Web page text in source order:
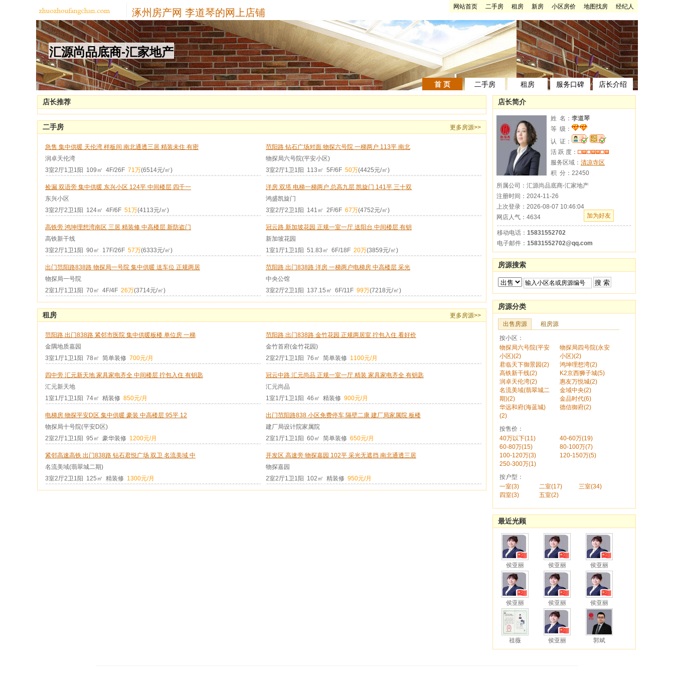
涿州房产网 李道琴的网上店铺
网站首页 二手房 租房 新房 小区房价 地图找房 经纪人
汇源尚品底商-汇家地产
首 页 二手房 租房 服务口碑 店长介绍
店长推荐
二手房 更多房源>>
急售 集中供暖 天伦湾 样板间 南北通透三居 精装未住 有密
润卓天伦湾
3室2厅1卫1阳 109㎡ 4F/26F 71万(6514元/㎡)
范阳路 钻石广场对面 物探六号院 一梯两户 113平 南北
物探局六号院(平安小区)
3室2厅1卫1阳 113㎡ 5F/6F 50万(4425元/㎡)
捡漏 双语旁 集中供暖 东兴小区 124平 中间楼层 四千一
东兴小区
3室2厅2卫1阳 124㎡ 4F/6F 51万(4113元/㎡)
洋房 双塔 电梯一梯两户 总高九层 凯旋门 141平 三十双
鸿盛凯旋门
3室2厅2卫1阳 141㎡ 2F/6F 67万(4752元/㎡)
高铁旁 鸿坤理想湾南区 三居 精装修 中高楼层 新防盗门
高铁新干线
3室2厅1卫1阳 90㎡ 17F/26F 57万(6333元/㎡)
冠云路 新加坡花园 正规一室一厅 送阳台 中间楼层 有钥
新加坡花园
1室1厅1卫1阳 51.83㎡ 6F/18F 20万(3859元/㎡)
出门范阳路838路 物探局一号院 集中供暖 送车位 正规两居
物探局一号院
2室1厅1卫1阳 70㎡ 4F/4F 26万(3714元/㎡)
范阳路 出门838路 洋房 一梯两户电梯房 中高楼层 采光
中央公馆
3室2厅2卫1阳 137.15㎡ 6F/11F 99万(7218元/㎡)
租房 更多房源>>
范阳路 出门838路 紧邻市医院 集中供暖板楼 单位房 一梯
金隅地质嘉园
3室1厅1卫1阳 78㎡ 简单装修 700元/月
范阳路 出门838路 金竹花园 正规两居室 拧包入住 看好价
金竹首府(金竹花园)
2室2厅1卫1阳 76㎡ 简单装修 1100元/月
四中旁 汇元新天地 家具家电齐全 中间楼层 拧包入住 有钥匙
汇元新天地
1室1厅1卫1阳 74㎡ 精装修 850元/月
冠云中路 汇元尚品 正规一室一厅 精装 家具家电齐全 有钥匙
汇元尚品
1室1厅1卫1阳 46㎡ 精装修 900元/月
电梯房 物探平安D区 集中供暖 豪装 中高楼层 95平 12
物探局十号院(平安D区)
2室2厅1卫1阳 95㎡ 豪华装修 1200元/月
出门范阳路838 小区免费停车 隔壁二康 建厂局家属院 板楼
建厂局设计院家属院
2室1厅1卫1阳 60㎡ 简单装修 650元/月
紧邻高速高铁 出门838路 钻石君悦广场 双卫 名流美域 中
名流美域(翡翠城二期)
3室2厅2卫1阳 125㎡ 精装修 1300元/月
开发区 高速旁 物探嘉园 102平 采光无遮挡 南北通透三居
物探嘉园
2室2厅1卫1阳 102㎡ 精装修 950元/月
店长简介
姓 名： 李道琴
等 级：
认 证：
活 跃 度：
服务区域： 清凉寺区
积 分： 22450
加为好友
所属公司：汇源尚品底商-汇家地产
注册时间：2024-11-26
上次登录：2026-08-07 10:46:04
网店人气：4634
移动电话：15831552702
电子邮件：15831552702@qq.com
房源搜索
房源分类
出售房源
租房源
按小区：
物探局六号院(平安
小区)(2)
物探局四号院(永安
小区)(2)
君临天下御景园(2)
鸿坤理想湾(2)
高铁新干线(2)
K2京西狮子城(5)
润卓天伦湾(2)
惠友万悦城(2)
名流美域(翡翠城二
期)(2)
金域中央(2)
金品时代(6)
华远和府(海蓝城)
(2)
德信御府(2)
按售价：
40万以下(11)
40-60万(19)
60-80万(15)
80-100万(7)
100-120万(3)
120-150万(5)
250-300万(1)
按户型：
一室(3)
二室(17)
三室(34)
四室(3)
五室(2)
最近光顾
侯亚丽 侯亚丽 侯亚丽
侯亚丽 侯亚丽 侯亚丽
祖薇 侯亚丽 郭斌